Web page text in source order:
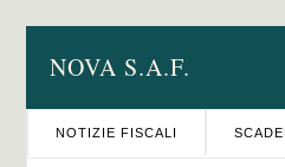
NOVA S.A.F.
NOTIZIE FISCALI